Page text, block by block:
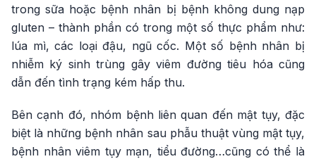
trong sữa hoặc bệnh nhân bị bệnh không dung nạp
gluten – thành phần có trong một số thực phẩm như:
lúa mì, các loại đậu, ngũ cốc. Một số bệnh nhân bị
nhiễm ký sinh trùng gây viêm đường tiêu hóa cũng
dẫn đến tình trạng kém hấp thu.
Bên cạnh đó, nhóm bệnh liên quan đến mật tụy, đặc
biệt là những bệnh nhân sau phẫu thuật vùng mật tụy,
bệnh nhân viêm tụy mạn, tiểu đường…cũng có thể là